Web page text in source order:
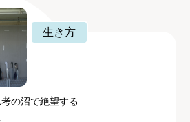
生き方
の沼で絶望する